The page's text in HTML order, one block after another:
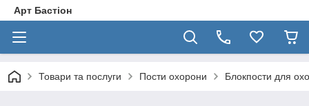
Арт Бастіон
Товари та послуги Пости охорони Блокпости для